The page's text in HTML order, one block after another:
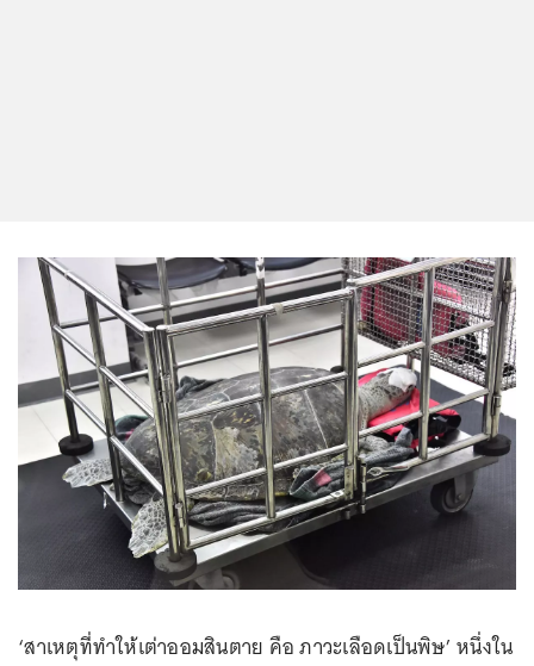
‘สาเหตุที่ทำให้เต่าออมสินตาย คือ ภาวะเลือดเป็นพิษ’ หนึ่งใน